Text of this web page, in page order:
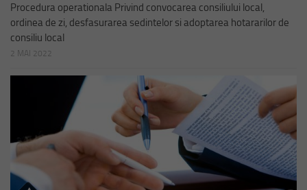
Procedura operationala Privind convocarea consiliului local,
ordinea de zi, desfasurarea sedintelor si adoptarea hotararilor de
consiliu local
2 MAI 2022